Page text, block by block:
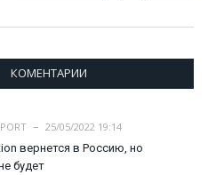
КОМЕНТАРИИ
25/05/2022 19:14
вернется в Россию, но
будет